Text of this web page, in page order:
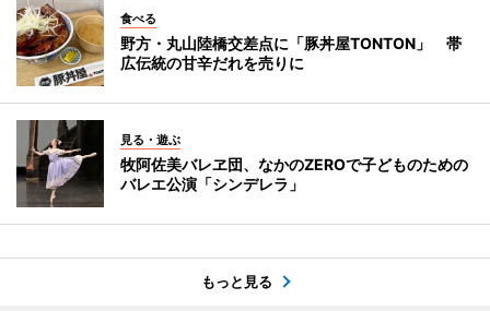
食べる
野方・丸山陸橋交差点に「豚丼屋TONTON」 帯
広伝統の甘辛だれを売りに
見る・遊ぶ
牧阿佐美バレヱ団、なかのZEROで子どものための
バレエ公演「シンデレラ」
もっと見る